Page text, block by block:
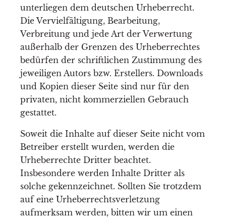
unterliegen dem deutschen Urheberrecht.
Die Vervielfältigung, Bearbeitung,
Verbreitung und jede Art der Verwertung
außerhalb der Grenzen des Urheberrechtes
bedürfen der schriftlichen Zustimmung des
jeweiligen Autors bzw. Erstellers. Downloads
und Kopien dieser Seite sind nur für den
privaten, nicht kommerziellen Gebrauch
gestattet.
Soweit die Inhalte auf dieser Seite nicht vom
Betreiber erstellt wurden, werden die
Urheberrechte Dritter beachtet.
Insbesondere werden Inhalte Dritter als
solche gekennzeichnet. Sollten Sie trotzdem
auf eine Urheberrechtsverletzung
aufmerksam werden, bitten wir um einen